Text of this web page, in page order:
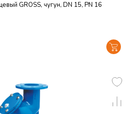
GROSS, чугун, DN 15, PN 16